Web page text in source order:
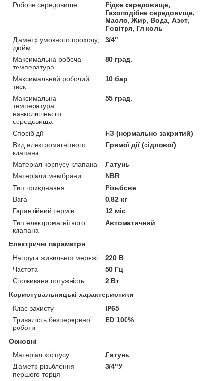
Робоче середовище
Рідке середовище,
Газоподібне середовище,
Масло, Жир, Вода, Азот,
Повітря, Гліколь
Діаметр умовного проходу,
дюйм
3/4"
Максимальна робоча
температура
80 град.
Максимальний робочий
тиск
10 бар
Максимальна
температура
навколишнього
середовища
55 град.
Спосіб дії
НЗ (нормально закритий)
Вид електромагнітного
клапана
Прямої дії (сідлової)
Матеріал корпусу клапана
Латунь
Матеріали мембрани
NBR
Тип приєднання
Різьбове
Вага
0.82 кг
Гарантійний термін
12 міс
Тип електромагнітного
клапана
Автоматичний
Електричні параметри
Напруга живильної мережі
220 В
Частота
50 Гц
Споживана потужність
2 Вт
Користувальницькі характеристики
Клас захисту
IP65
Тривалість безперервної
роботи
ED 100%
Основні
Матеріал корпусу
Латунь
Діаметр різьблення
першого торця
3/4"У